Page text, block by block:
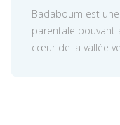
Badaboum est
parentale pouvant
cœur de la vallée